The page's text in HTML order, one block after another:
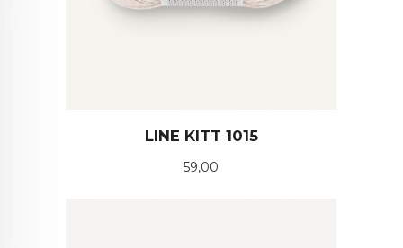
LINE KITT 1015
Pris
59,00